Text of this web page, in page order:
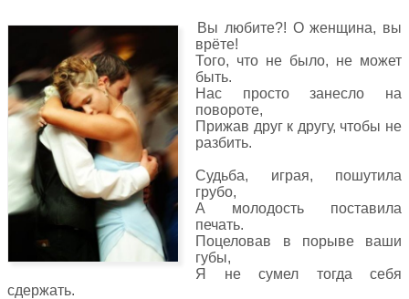
Вы любите?! О женщина, вы
врёте!
Того, что не было, не может
быть.
Нас просто занесло на
повороте,
Прижав друг к другу, чтобы не
разбить.
Судьба, играя, пошутила
грубо,
А молодость поставила
печать.
Поцеловав в порыве ваши
губы,
Я не сумел тогда себя
сдержать.